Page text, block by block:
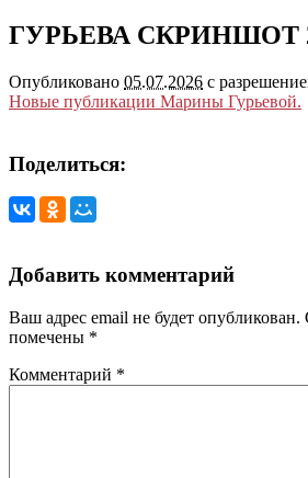
ГУРЬЕВА СКРИНШОТ
Опубликовано 05.07.2026 с
Новые публикации Марины Гурьевой.
Поделиться:
Добавить комментарий
Ваш адрес email не будет опубликован.
помечены *
Комментарий *